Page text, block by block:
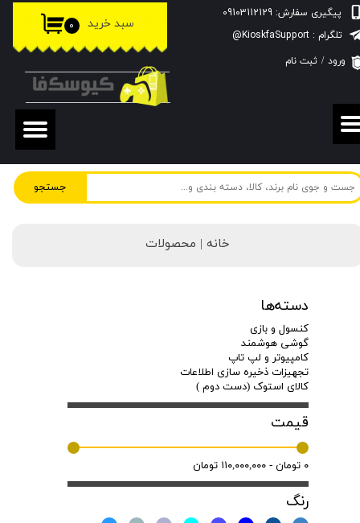
جستجو
پیگیری سفارش: 09103112129
۰ سبد خرید
ورود / ثبت نام
حساب کاربری من
تغییر گذر واژه
سفارشات
خروج از حساب کاربری
تلگرام : KioskfaSupport@
خانه | محصولات
دسته‌ها
کنسول و بازی
گوشی هوشمند
کامپیوتر و لپ تاپ
تجهیزات ذخیره سازی اطلاعات
کالای استوک (دست دوم )
قیمت
۰ تومان - ۱۱۰,۰۰۰,۰۰۰ تومان
رنگ